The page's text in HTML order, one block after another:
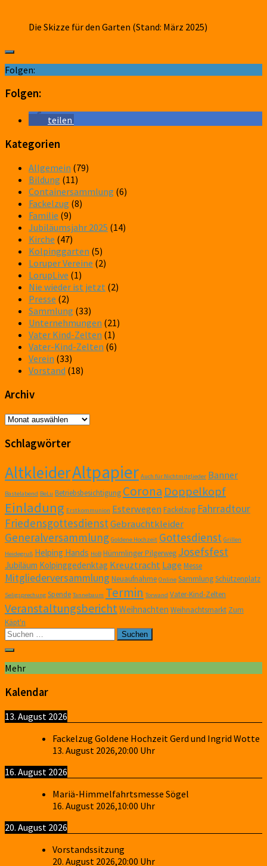
Die Skizze für den Garten (Stand: März 2025)
Folgen:
Folgen:
teilen
Kategorien
Allgemein (79)
Bildung (11)
Containersammlung (6)
Fackelzug (8)
Familie (9)
Jubiläumsjahr 2025 (14)
Kirche (47)
Kolpinggarten (5)
Loruper Vereine (2)
LorupLive (1)
Nie wieder ist jetzt (2)
Presse (2)
Sammlung (33)
Unternehmungen (21)
Vater Kind-Zelten (1)
Vater-Kind-Zelten (6)
Verein (33)
Vorstand (18)
Archiv
Archiv
Schlagwörter
AltkleiderAltpapier Auch für Nichtmitglieder Banner
Bastelabend BeLu Betriebsbesichtigung Corona Doppelkopf
Einladung Erstkommunion Esterwegen Fackelzug Fahrradtour
FriedensgottesdienstGebrauchtkleider
Generalversammlung Goldene Hochzeit Gottesdienst Grillen
Heidegruß Helping Hands HöB Hümmlinger Pilgerweg Josefsfest
Jubiläum Kolpinggedenktag Kreuztracht Lage Messe
Mitgliederversammlung Neuaufnahme Online SammlungSchützenplatz
Seligsprechung Spende Tannebaum Termin Torwand Vater-Kind-Zelten
VeranstaltungsberichtWeihnachten Weihnachtsmarkt Zum
Käpt'n
Suchen
Mehr
Kalendar
13. August 2026
Fackelzug Goldene Hochzeit Gerd und Ingrid Wotte
13. August 2026,20:00 Uhr
16. August 2026
Mariä-Himmelfahrtsmesse Sögel
16. August 2026,10:00 Uhr
20. August 2026
Vorstandssitzung
20. August 2026,20:00 Uhr